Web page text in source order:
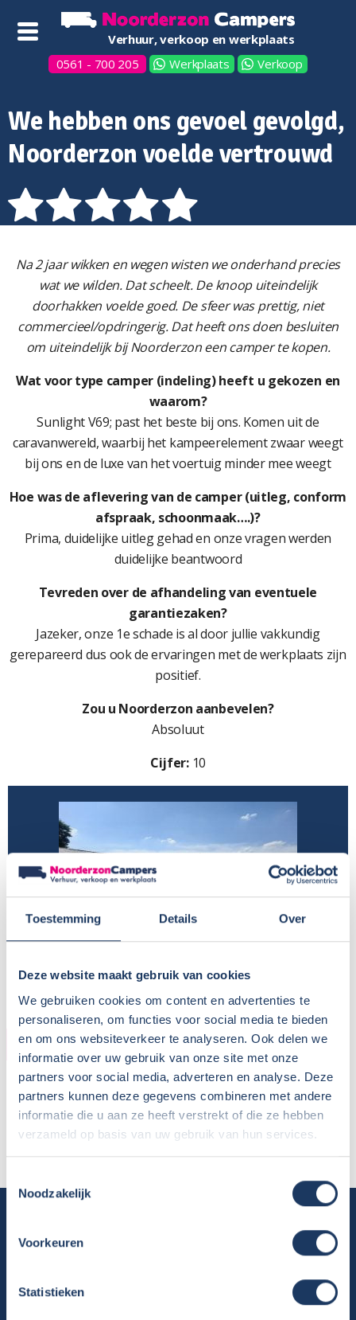
Toestemming Details Over
Deze website maakt gebruik van cookies
We gebruiken cookies om content en advertenties te
personaliseren, om functies voor social media te bieden
en om ons websiteverkeer te analyseren. Ook delen we
informatie over uw gebruik van onze site met onze
partners voor social media, adverteren en analyse. Deze
partners kunnen deze gegevens combineren met andere
informatie die u aan ze heeft verstrekt of die ze hebben
verzameld op basis van uw gebruik van hun services.
Noodzakelijk
Voorkeuren
Statistieken
Verhuur, verkoop en werkplaats
0561 - 700 205
Werkplaats Verkoop
We hebben ons gevoel gevolgd,
Noorderzon voelde vertrouwd
Na 2 jaar wikken en wegen wisten we onderhand precies
wat we wilden. Dat scheelt. De knoop uiteindelijk
doorhakken voelde goed. De sfeer was prettig, niet
commercieel/opdringerig. Dat heeft ons doen besluiten
om uiteindelijk bij Noorderzon een camper te kopen.
Wat voor type camper (indeling) heeft u gekozen en
waarom?
Sunlight V69; past het beste bij ons. Komen uit de
caravanwereld, waarbij het kampeerelement zwaar weegt
bij ons en de luxe van het voertuig minder mee weegt
Hoe was de aflevering van de camper (uitleg, conform
afspraak, schoonmaak….)?
Prima, duidelijke uitleg gehad en onze vragen werden
duidelijke beantwoord
Tevreden over de afhandeling van eventuele
garantiezaken?
Jazeker, onze 1e schade is al door jullie vakkundig
gerepareerd dus ook de ervaringen met de werkplaats zijn
positief.
Zou u Noorderzon aanbevelen?
Absoluut
Cijfer:10
KOPER
Naam:
Familie Ensing
Plaats / Provincie: Drenthe
Koopdatum:
07-05-2021
Sunlight V69